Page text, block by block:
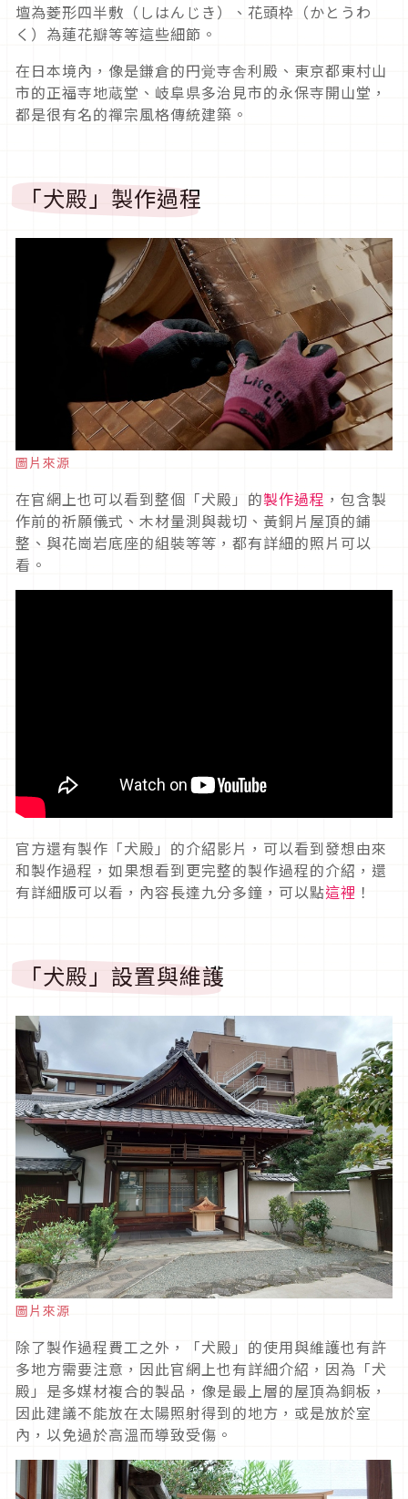
壇為菱形四半敷（しはんじき）、花頭枠（かとうわ
く）為蓮花瓣等等這些細節。
在日本境內，像是鎌倉的円覚寺舎利殿、東京都東村山
市的正福寺地蔵堂、岐阜県多治見市的永保寺開山堂，
都是很有名的禪宗風格傳統建築。
「犬殿」製作過程
圖片來源
在官網上也可以看到整個「犬殿」的製作過程 ，包含製
作前的祈願儀式、木材量測與裁切、黃銅片屋頂的鋪
整、與花崗岩底座的組裝等等，都有詳細的照片可以
看。
官方還有製作「犬殿」的介紹影片，可以看到發想由來
和製作過程，如果想看到更完整的製作過程的介紹，還
有詳細版可以看，內容長達九分多鐘，可以點這裡 ！
「犬殿」設置與維護
圖片來源
除了製作過程費工之外，「犬殿」的使用與維護也有許
多地方需要注意，因此官網上也有詳細介紹，因為「犬
殿」是多媒材複合的製品，像是最上層的屋頂為銅板，
因此建議不能放在太陽照射得到的地方，或是放於室
內，以免過於高溫而導致受傷。